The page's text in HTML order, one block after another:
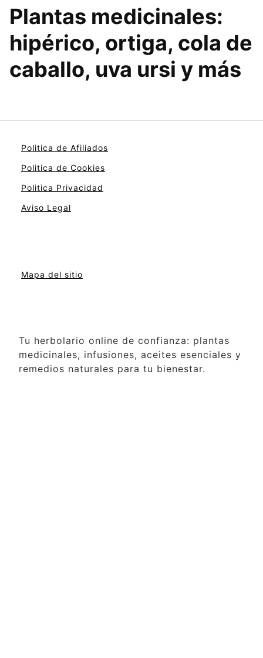
Plantas medicinales:
hipérico, ortiga, cola de
caballo, uva ursi y más
Politica de Afiliados
Politica de Cookies
Politica Privacidad
Aviso Legal
Mapa del sitio
Tu herbolario online de confianza: plantas
medicinales, infusiones, aceites esenciales y
remedios naturales para tu bienestar.